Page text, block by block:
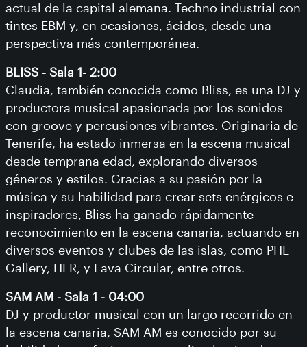
actual de la capital alemana. Techno industrial con
tintes EBM y, en ocasiones, ácidos, desde una
perspectiva más contemporánea.
BLISS - Sala 1- 2:00
Claudia, también conocida como Bliss, es una DJ y
productora musical apasionada por los sonidos
con groove y percusiones vibrantes. Originaria de
Tenerife, ha estado inmersa en la escena musical
desde temprana edad, explorando diversos
géneros y estilos. Gracias a su pasión por la
música y su habilidad para crear sets enérgicos e
inspiradores, Bliss ha ganado rápidamente
reconocimiento en la escena canaria, actuando en
diversos eventos y clubes de las islas, como PHE
Gallery, HER, y Lava Circular, entre otros.
SAM AM - Sala 1 - 04:00
DJ y productor musical con un largo recorrido en
la escena canaria, SAM AM es conocido por su